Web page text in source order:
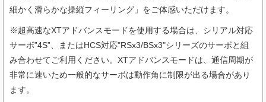
細かく滑らかな操縦フィーリング」をご体感いただけます。
※超高速なXTアドバンスモードを使用する場合は、シリアル対応
サーボ”4S”、またはHCS対応"RSx3/BSx3"シリーズのサーボと組
み合わせてご利用ください。XTアドバンスモードは、通信周期が
非常に速いため一般的なサーボは動作角に制限が出る場合があり
ます。